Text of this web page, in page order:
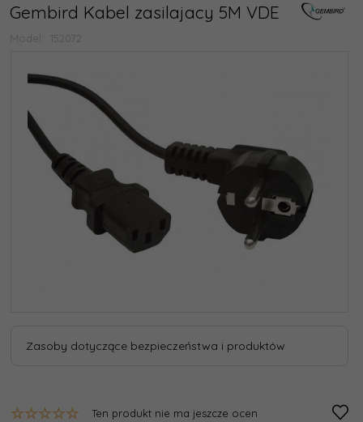
Gembird Kabel zasilajacy 5M VDE
Model: 152072
Zasoby dotyczące bezpieczeństwa i produktów
Ten produkt nie ma jeszcze ocen